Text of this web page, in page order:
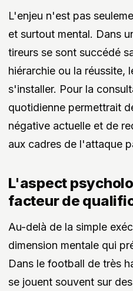
L'enjeu n'est pas
et surtout mental. Dans
tireurs se sont succédé
hiérarchie ou la réussite,
s'installer. Pour la
quotidienne permettrait
négative actuelle et de
aux cadres de l'attaque
L'aspect
facteur de
Au-delà de la simple
dimension mentale qui
Dans le football de très
se jouent souvent sur